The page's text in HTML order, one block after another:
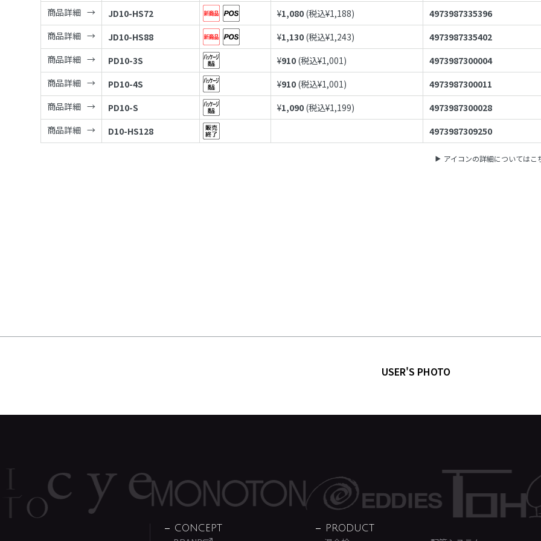
商品詳細 JD10-HS72 ¥1,080 (税込¥1,188)
4973987335396
商品詳細
JD10-HS88 ¥1,130 (税込¥1,243)
4973987335402
商品詳細
PD10-3S ¥910 (税込¥1,001)
4973987300004
商品詳細
PD10-4S ¥910 (税込¥1,001)
4973987300011
商品詳細
PD10-S ¥1,090 (税込¥1,199)
4973987300028
商品詳細
D10-HS128 4973987309250
アイコンの詳細についてはこ
USER'S PHOTO
CONCEPT PRODUCT